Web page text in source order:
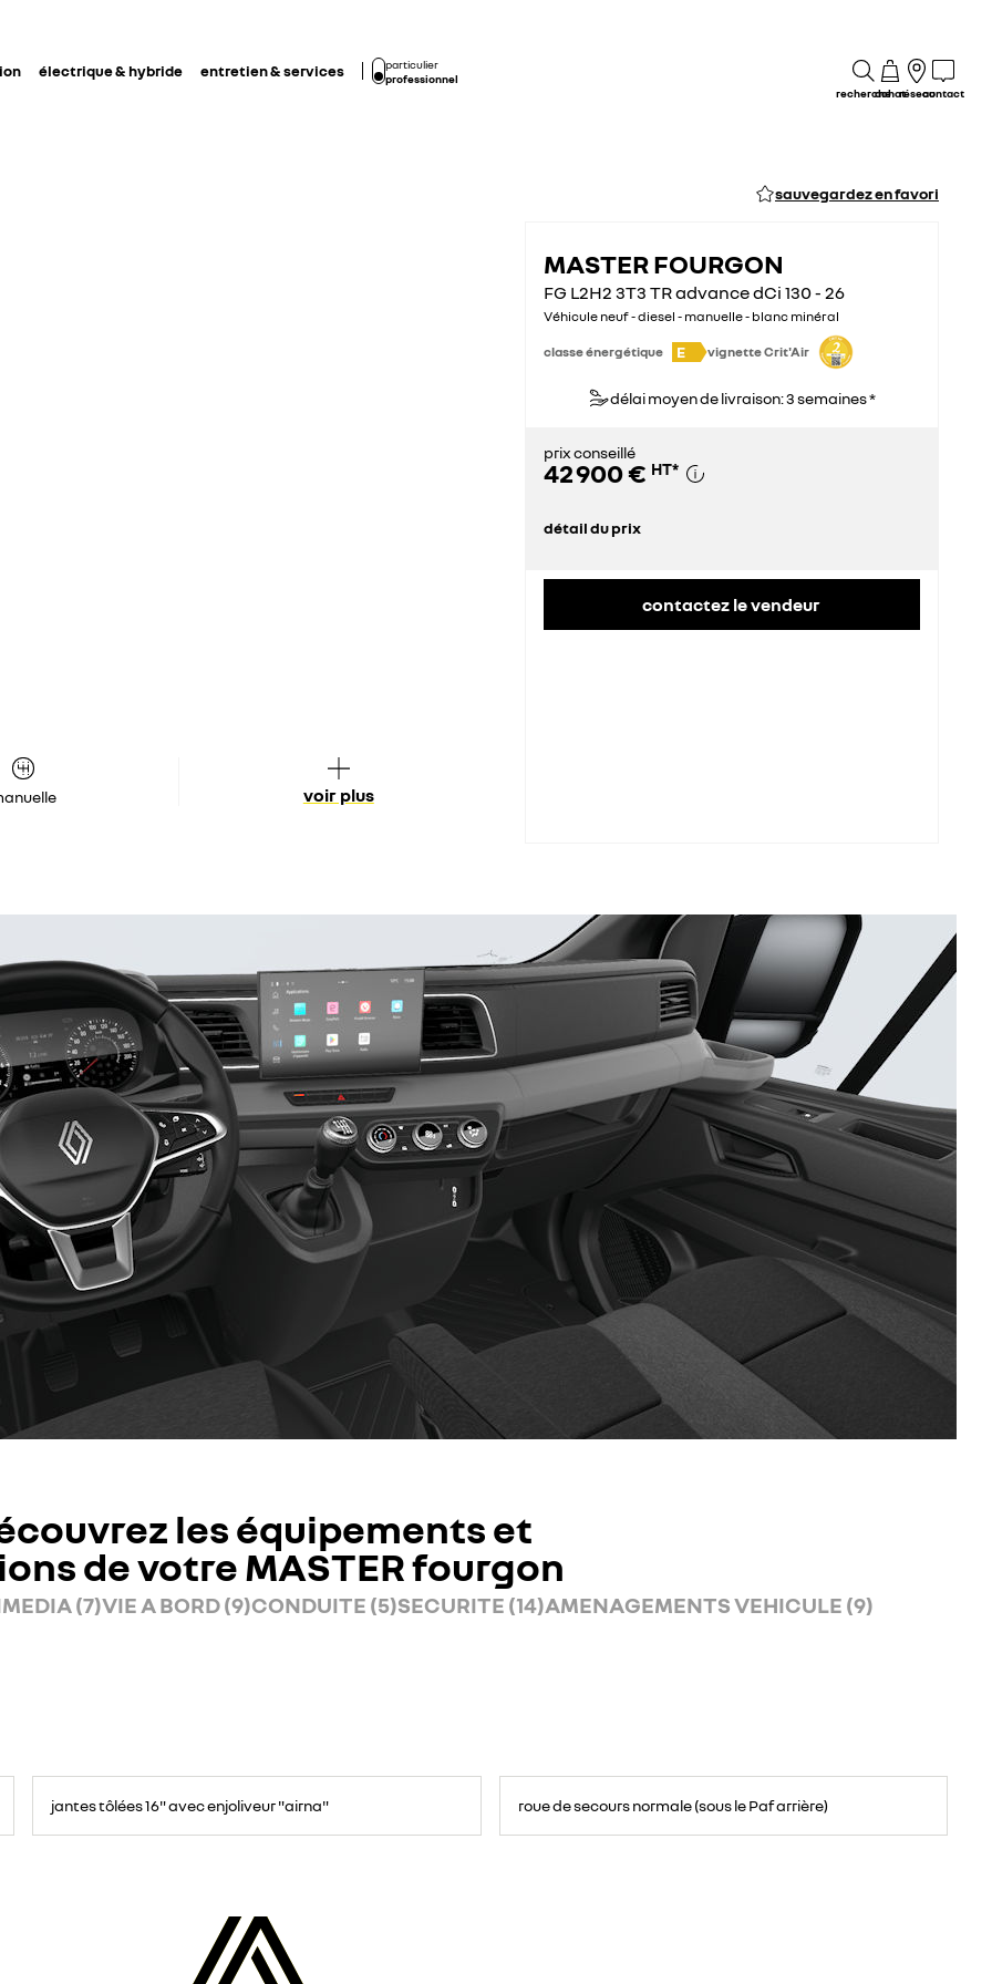
électrique & hybride entretien & services
particulier
professionnel
rechercheachatréseaucontact
sauvegardez en favori
voir plus
MASTER FOURGON
FG L2H2 3T3 TR advance dCi 130 - 26
Véhicule neuf - diesel - manuelle - blanc minéral
classe énergétique E vignette Crit'Air
délai moyen de livraison: 3 semaines *
prix conseillé
42 900 € HT*
détail du prix
contactez le vendeur
les équipements et
de votre MASTER fourgon
(7)VIE A BORD (9)CONDUITE (5)SECURITE (14)AMENAGEMENTS VEHICULE (9)
jantes tôlées 16" avec enjoliveur "airna" roue de secours normale (sous le Paf arrière)